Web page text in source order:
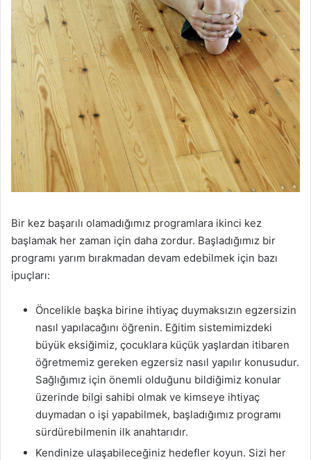
Bir kez başarılı olamadığımız programlara ikinci kez
başlamak her zaman için daha zordur. Başladığımız bir
programı yarım bırakmadan devam edebilmek için bazı
ipuçları:
Öncelikle başka birine ihtiyaç duymaksızın egzersizin
nasıl yapılacağını öğrenin. Eğitim sistemimizdeki
büyük eksiğimiz, çocuklara küçük yaşlardan itibaren
öğretmemiz gereken egzersiz nasıl yapılır konusudur.
Sağlığımız için önemli olduğunu bildiğimiz konular
üzerinde bilgi sahibi olmak ve kimseye ihtiyaç
duymadan o işi yapabilmek, başladığımız programı
sürdürebilmenin ilk anahtarıdır.
Kendinize ulaşabileceğiniz hedefler koyun. Sizi her